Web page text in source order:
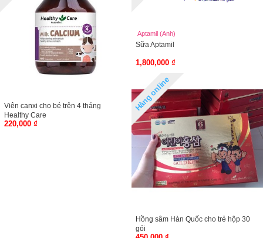
Viên canxi cho bé trên 4 tháng
Healthy Care
220,000 ₫
Aptamil (Anh)
Sữa Aptamil
1,800,000 ₫
Hàng online
Hồng sâm Hàn Quốc cho trẻ hộp 30
gói